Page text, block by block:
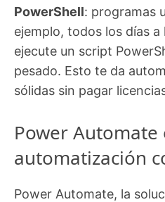
PowerShell: programas
ejemplo, todos los días
ejecute un script
pesado. Esto te da
sólidas sin pagar
Power Automate
automatización
Power Automate, la